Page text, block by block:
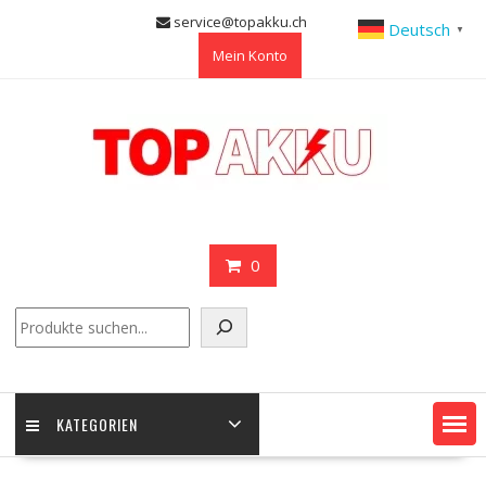
service@topakku.ch
Mein Konto
0
KATEGORIEN
Deutsch ▼